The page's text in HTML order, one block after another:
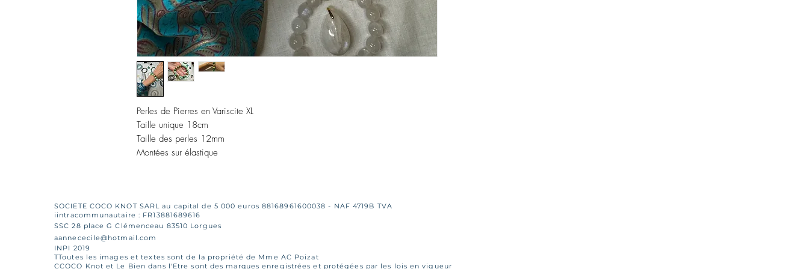
Perles de Pierres en Variscite XL
Taille unique 18cm
Taille des perles 12mm
Montées sur élastique
SOCIETE COCO KNOT SARL au capital de 5 000 euros 88168961600038 - NAF 4719B TVA
iintracommunautaire : FR13881689616
SSC 28 place G Clémenceau 83510 Lorgues
aannececile@hotmail.com
INPI 2019
TToutes les images et textes sont de la propriété de Mme AC Poizat
CCOCO Knot et Le Bien dans l'Etre sont des marques enregistrées et protégées par les lois en vigueur